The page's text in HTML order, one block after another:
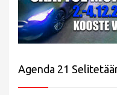
Agenda 21